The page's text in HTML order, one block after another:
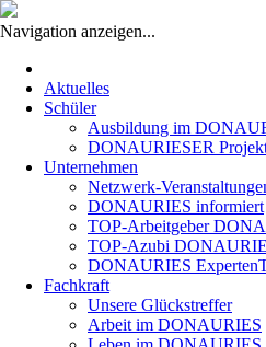
Navigation anzeigen...
überspringen
Aktuelles
Schüler
Ausbildung im
DONAURIESER
Unternehmen
Netzwerk-
DONAURIES informiert
TOP-Arbeitgeber
TOP-Azubi
DONAURIES
Fachkraft
Unsere Glückstreffer
Arbeit im DONAURIES